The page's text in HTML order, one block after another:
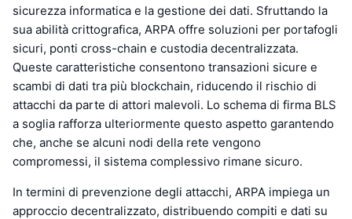
sicurezza informatica e la gestione dei dati. Sfruttando la
sua abilità crittografica, ARPA offre soluzioni per portafogli
sicuri, ponti cross-chain e custodia decentralizzata.
Queste caratteristiche consentono transazioni sicure e
scambi di dati tra più blockchain, riducendo il rischio di
attacchi da parte di attori malevoli. Lo schema di firma BLS
a soglia rafforza ulteriormente questo aspetto garantendo
che, anche se alcuni nodi della rete vengono
compromessi, il sistema complessivo rimane sicuro.
In termini di prevenzione degli attacchi, ARPA impiega un
approccio decentralizzato, distribuendo compiti e dati su